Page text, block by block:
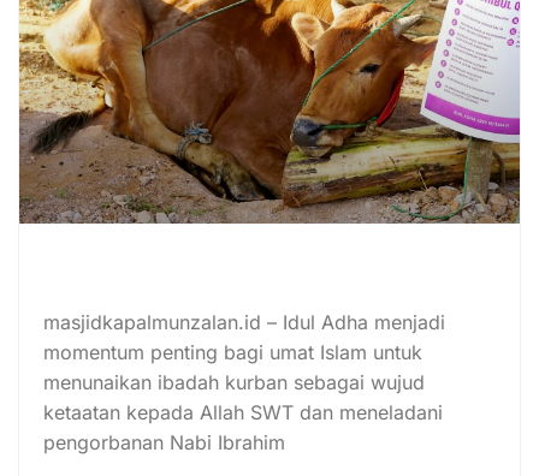
masjidkapalmunzalan.id – Idul Adha menjadi
momentum penting bagi umat Islam untuk
menunaikan ibadah kurban sebagai wujud
ketaatan kepada Allah SWT dan meneladani
pengorbanan Nabi Ibrahim